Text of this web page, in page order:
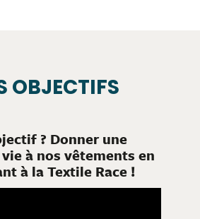
OBJECTIFS
? Donner une
à nos vêtements en
à la Textile Race !